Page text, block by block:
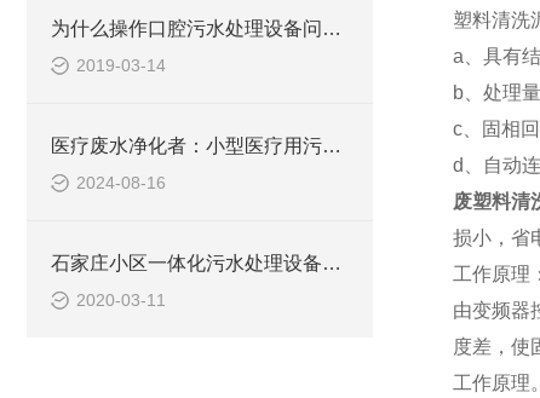
为什么操作口腔污水处理设备问题百出？原因出自于这里！
2019-03-14
医疗废水净化者：小型医疗用污水处理设备
2024-08-16
石家庄小区一体化污水处理设备技术参数
2020-03-11
塑料清洗
a、具有
b、处理
c、固相
d、自动
废塑料清
损小，省
工作原理
由变频器
度差，使
工作原理。